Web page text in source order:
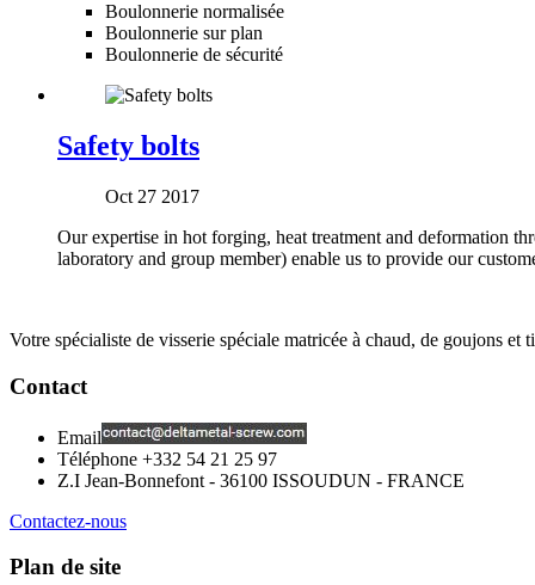
Boulonnerie normalisée
Boulonnerie sur plan
Boulonnerie de sécurité
Safety bolts
Oct 27 2017
Our expertise in hot forging, heat treatment and deformation
laboratory and group member) enable us to provide our
Votre spécialiste de visserie spéciale matricée à chaud, de goujons et
Contact
Email
Téléphone +332 54 21 25 97
Z.I Jean-Bonnefont - 36100 ISSOUDUN - FRANCE
Contactez-nous
Plan de site